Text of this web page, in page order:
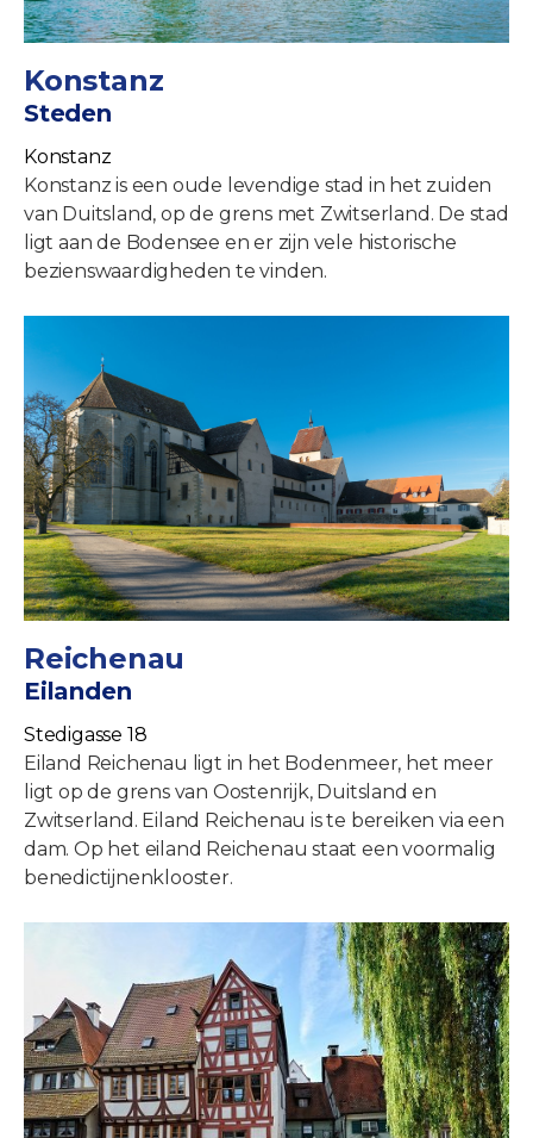
Konstanz
Steden
Konstanz
Konstanz is een oude levendige stad in het zuiden
van Duitsland, op de grens met Zwitserland. De stad
ligt aan de Bodensee en er zijn vele historische
bezienswaardigheden te vinden.
Reichenau
Eilanden
Stedigasse 18
Eiland Reichenau ligt in het Bodenmeer, het meer
ligt op de grens van Oostenrijk, Duitsland en
Zwitserland. Eiland Reichenau is te bereiken via een
dam. Op het eiland Reichenau staat een voormalig
benedictijnenklooster.